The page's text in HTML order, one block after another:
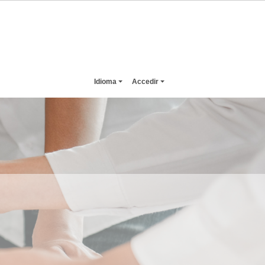
Idioma Accedir